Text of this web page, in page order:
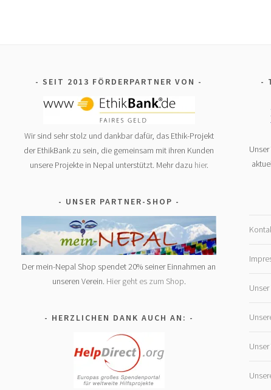
SEIT 2013 FÖRDERPARTNER VON
Wir sind sehr stolz und dankbar dafür, das Ethik-Projekt
der EthikBank zu sein, die gemeinsam mit ihren Kunden
unsere Projekte in Nepal unterstützt. Mehr dazu hier.
UNSER PARTNER-SHOP
Der mein-Nepal Shop spendet 20% seiner Einnahmen an
unseren Verein. Hier geht es zum Shop.
HERZLICHEN DANK AUCH AN:
Unser